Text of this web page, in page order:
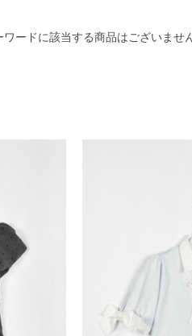
ードに該当する商品はございませ